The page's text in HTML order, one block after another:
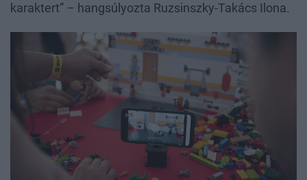
karaktert” – hangsúlyozta Ruzsinszky-Takács Ilona.